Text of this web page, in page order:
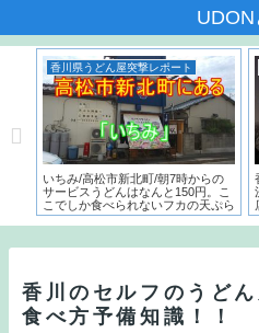
UDON
香川県うどん屋突撃レポート
いちみ/高松市新北町/朝7時からの
サービスうどんはなんと150円。こ
こでしか食べられないフカの天ぷら
とは？？
香川のセルフのうど
食べ方予備知識！！